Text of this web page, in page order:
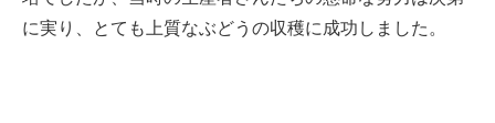
に実り、とても上質なぶどうの収穫に成功しました。